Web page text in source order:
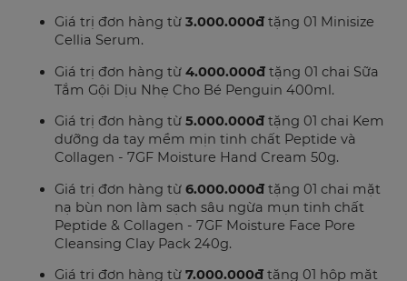
Giá trị đơn hàng từ 3.000.000đ tặng 01 Minisize
Cellia Serum.
Giá trị đơn hàng từ 4.000.000đ tặng 01 chai Sữa
Tắm Gội Dịu Nhẹ Cho Bé Penguin 400ml.
Giá trị đơn hàng từ 5.000.000đ tặng 01 chai Kem
dưỡng da tay mềm mịn tinh chất Peptide và
Collagen - 7GF Moisture Hand Cream 50g.
Giá trị đơn hàng từ 6.000.000đ tặng 01 chai mặt
nạ bùn non làm sạch sâu ngừa mụn tinh chất
Peptide & Collagen - 7GF Moisture Face Pore
Cleansing Clay Pack 240g.
Giá trị đơn hàng từ 7.000.000đ tặng 01 hộp mặt